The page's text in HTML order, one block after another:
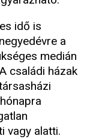
idő is
a
medián
családi házak
vagy alatti.